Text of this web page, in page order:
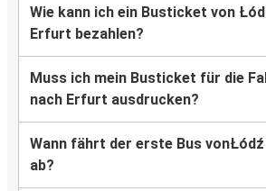
Wie kann ich ein Busticket von
Erfurt bezahlen?
Muss ich mein Busticket für die
nach Erfurt ausdrucken?
Wann fährt der erste Bus
ab?